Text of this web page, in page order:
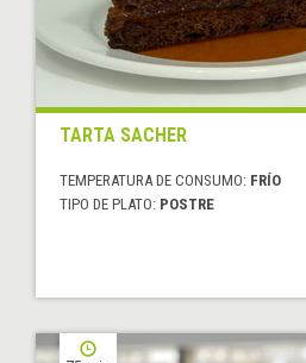
TARTA SACHER
TEMPERATURA DE CONSUMO: FRÍO
TIPO DE PLATO: POSTRE